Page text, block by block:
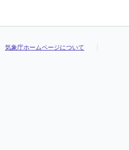
気象庁ホームページについて